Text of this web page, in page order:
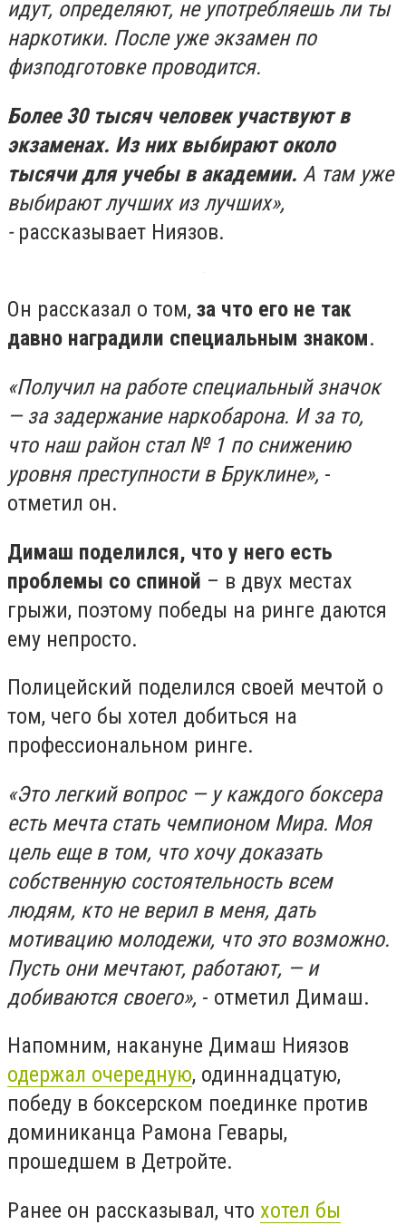
идут, определяют, не употребляешь ли ты
наркотики. После уже экзамен по
физподготовке проводится.
Более 30 тысяч человек участвуют в
экзаменах. Из них выбирают около
тысячи для учебы в академии. А там уже
выбирают лучших из лучших»,
- рассказывает Ниязов.
Он рассказал о том, за что его не так
давно наградили специальным знаком.
«Получил на работе специальный значок
— за задержание наркобарона. И за то,
что наш район стал № 1 по снижению
уровня преступности в Бруклине», -
отметил он.
Димаш поделился, что у него есть
проблемы со спиной – в двух местах
грыжи, поэтому победы на ринге даются
ему непросто.
Полицейский поделился своей мечтой о
том, чего бы хотел добиться на
профессиональном ринге.
«Это легкий вопрос — у каждого боксера
есть мечта стать чемпионом Мира. Моя
цель еще в том, что хочу доказать
собственную состоятельность всем
людям, кто не верил в меня, дать
мотивацию молодежи, что это возможно.
Пусть они мечтают, работают, — и
добиваются своего», - отметил Димаш.
Напомним, накануне Димаш Ниязов
одержал очередную, одиннадцатую,
победу в боксерском поединке против
доминиканца Рамона Гевары,
прошедшем в Детройте.
Ранее он рассказывал, что хотел бы